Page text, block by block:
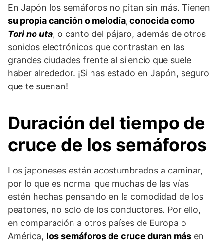
En Japón los semáforos no pitan sin más. Tienen
su propia canción o melodía, conocida como
Tori no uta, o canto del pájaro, además de otros
sonidos electrónicos que contrastan en las
grandes ciudades frente al silencio que suele
haber alrededor. ¡Si has estado en Japón, seguro
que te suenan!
Duración del tiempo de
cruce de los semáforos
Los japoneses están acostumbrados a caminar,
por lo que es normal que muchas de las vías
estén hechas pensando en la comodidad de los
peatones, no solo de los conductores. Por ello,
en comparación a otros países de Europa o
América, los semáforos de cruce duran más en